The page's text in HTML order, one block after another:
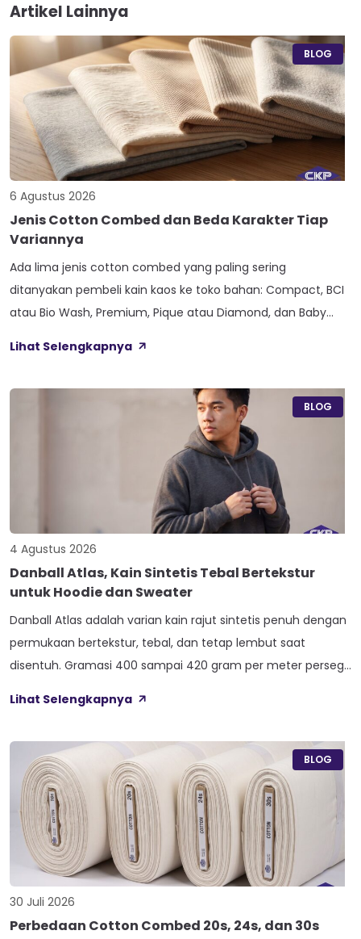
Artikel Lainnya
BLOG
6 Agustus 2026
Jenis Cotton Combed dan Beda Karakter Tiap
Variannya
Ada lima jenis cotton combed yang paling sering
ditanyakan pembeli kain kaos ke toko bahan: Compact, BCI
atau Bio Wash, Premium, Pique atau Diamond, dan Baby
benang atau jenis rajutan, bukan dari angka ketebalan
Lihat Selengkapnya
BLOG
4 Agustus 2026
Danball Atlas, Kain Sintetis Tebal Bertekstur
untuk Hoodie dan Sweater
Danball Atlas adalah varian kain rajut sintetis penuh dengan
permukaan bertekstur, tebal, dan tetap lembut saat
disentuh. Gramasi 400 sampai 420 gram per meter persegi,
Anti Bacterial, dan Anti Kusut, membuat kain ini pas untuk
Nama Atlas boleh jadi belum […]
Lihat Selengkapnya
BLOG
30 Juli 2026
Perbedaan Cotton Combed 20s, 24s, dan 30s